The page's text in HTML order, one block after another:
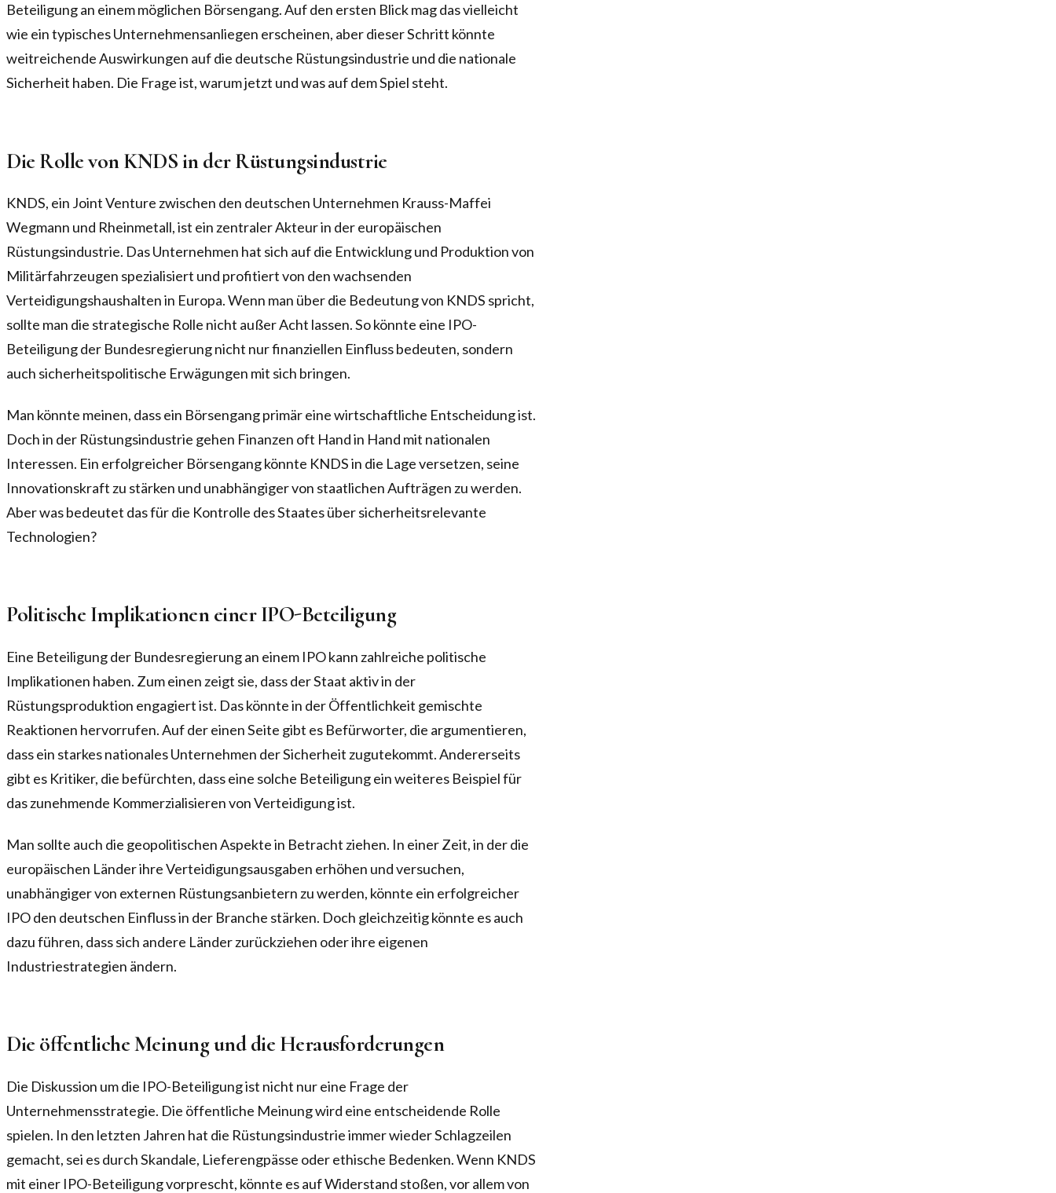
Beteiligung an einem möglichen Börsengang. Auf den ersten Blick mag das vielleicht
wie ein typisches Unternehmensanliegen erscheinen, aber dieser Schritt könnte
weitreichende Auswirkungen auf die deutsche Rüstungsindustrie und die nationale
Sicherheit haben. Die Frage ist, warum jetzt und was auf dem Spiel steht.
Die Rolle von KNDS in der Rüstungsindustrie
KNDS, ein Joint Venture zwischen den deutschen Unternehmen Krauss-Maffei
Wegmann und Rheinmetall, ist ein zentraler Akteur in der europäischen
Rüstungsindustrie. Das Unternehmen hat sich auf die Entwicklung und Produktion von
Militärfahrzeugen spezialisiert und profitiert von den wachsenden
Verteidigungshaushalten in Europa. Wenn man über die Bedeutung von KNDS spricht,
sollte man die strategische Rolle nicht außer Acht lassen. So könnte eine IPO-
Beteiligung der Bundesregierung nicht nur finanziellen Einfluss bedeuten, sondern
auch sicherheitspolitische Erwägungen mit sich bringen.
Man könnte meinen, dass ein Börsengang primär eine wirtschaftliche Entscheidung ist.
Doch in der Rüstungsindustrie gehen Finanzen oft Hand in Hand mit nationalen
Interessen. Ein erfolgreicher Börsengang könnte KNDS in die Lage versetzen, seine
Innovationskraft zu stärken und unabhängiger von staatlichen Aufträgen zu werden.
Aber was bedeutet das für die Kontrolle des Staates über sicherheitsrelevante
Technologien?
Politische Implikationen einer IPO-Beteiligung
Eine Beteiligung der Bundesregierung an einem IPO kann zahlreiche politische
Implikationen haben. Zum einen zeigt sie, dass der Staat aktiv in der
Rüstungsproduktion engagiert ist. Das könnte in der Öffentlichkeit gemischte
Reaktionen hervorrufen. Auf der einen Seite gibt es Befürworter, die argumentieren,
dass ein starkes nationales Unternehmen der Sicherheit zugutekommt. Andererseits
gibt es Kritiker, die befürchten, dass eine solche Beteiligung ein weiteres Beispiel für
das zunehmende Kommerzialisieren von Verteidigung ist.
Man sollte auch die geopolitischen Aspekte in Betracht ziehen. In einer Zeit, in der die
europäischen Länder ihre Verteidigungsausgaben erhöhen und versuchen,
unabhängiger von externen Rüstungsanbietern zu werden, könnte ein erfolgreicher
IPO den deutschen Einfluss in der Branche stärken. Doch gleichzeitig könnte es auch
dazu führen, dass sich andere Länder zurückziehen oder ihre eigenen
Industriestrategien ändern.
Die öffentliche Meinung und die Herausforderungen
Die Diskussion um die IPO-Beteiligung ist nicht nur eine Frage der
Unternehmensstrategie. Die öffentliche Meinung wird eine entscheidende Rolle
spielen. In den letzten Jahren hat die Rüstungsindustrie immer wieder Schlagzeilen
gemacht, sei es durch Skandale, Lieferengpässe oder ethische Bedenken. Wenn KNDS
mit einer IPO-Beteiligung vorprescht, könnte es auf Widerstand stoßen, vor allem von